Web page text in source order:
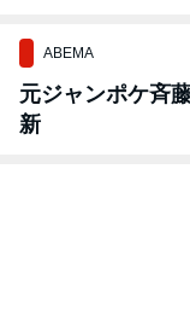
ABEMA
元ジャンポケ斉
新